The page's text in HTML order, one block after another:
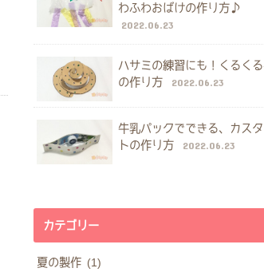
わふわおばけの作り方♪
2022.06.23
ハサミの練習にも！くるく
の作り方
2022.06.23
牛乳パックでできる、カスタ
トの作り方
2022.06.23
カテゴリー
夏の製作 (1)